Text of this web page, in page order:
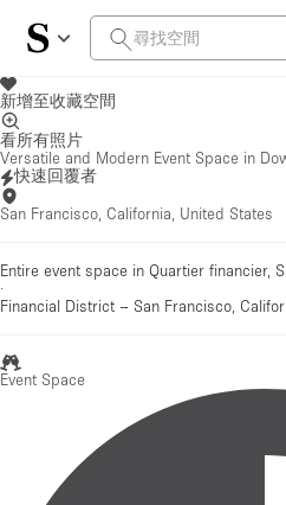
新增至收藏空間
看所有照片
Versatile and Modern Event Space in
快速回覆者
San Francisco, California, United States
Entire event space in Quartier financier,
·
Financial District – San Francisco,
Event Space